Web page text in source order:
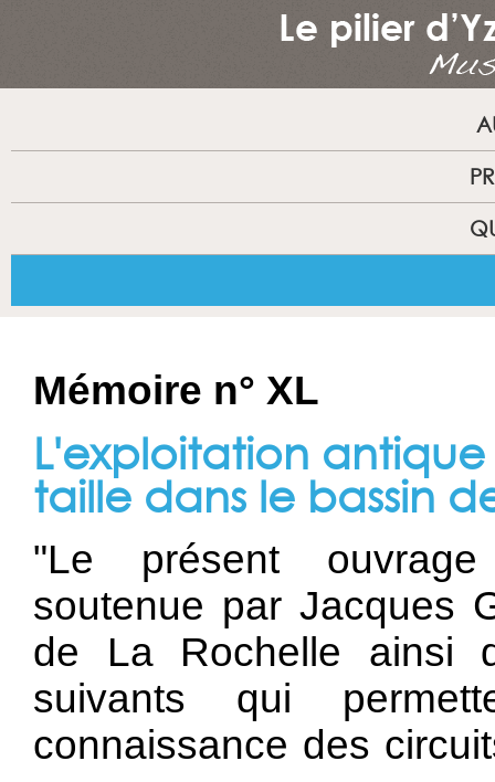
Mémoire n° XL
L'exploitation
taille dans le bassin
"Le présent
soutenue par Jacques
de La Rochelle ainsi
suivants qui
connaissance des